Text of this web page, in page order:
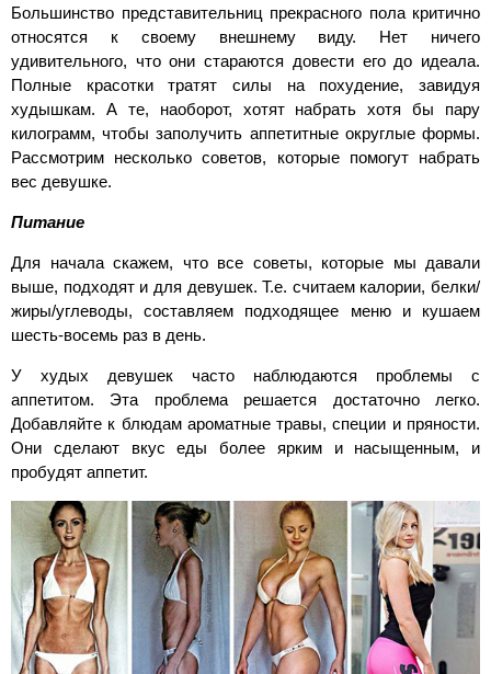
Большинство представительниц прекрасного пола критично
относятся к своему внешнему виду. Нет ничего
удивительного, что они стараются довести его до идеала.
Полные красотки тратят силы на похудение, завидуя
худышкам. А те, наоборот, хотят набрать хотя бы пару
килограмм, чтобы заполучить аппетитные округлые формы.
Рассмотрим несколько советов, которые помогут набрать
вес девушке.
Питание
Для начала скажем, что все советы, которые мы давали
выше, подходят и для девушек. Т.е. считаем калории, белки/
жиры/углеводы, составляем подходящее меню и кушаем
шесть-восемь раз в день.
У худых девушек часто наблюдаются проблемы с
аппетитом. Эта проблема решается достаточно легко.
Добавляйте к блюдам ароматные травы, специи и пряности.
Они сделают вкус еды более ярким и насыщенным, и
пробудят аппетит.